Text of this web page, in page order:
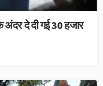
अंदर दे दी गई 30 हजार